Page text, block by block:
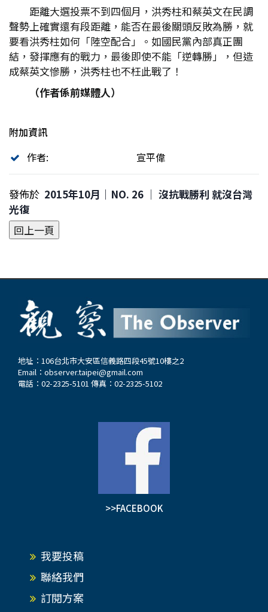
距離大選投票不到四個月，洪秀柱和蔡英文在民調
聲勢上確實還有段距離，能否在最後關頭反敗為勝，就
要看洪秀柱如何「陸空配合」。如國民黨內部真正團
結，發揮應有的戰力，最後即使不能「逆轉勝」，但造
成蔡英文慘勝，洪秀柱也不枉此戰了！
（作者係前媒體人）
附加資訊
作者:
宣平偉
發佈於 2015年10月｜NO. 26 │ 沒抗戰勝利 就沒台灣
光復
地址：106台北市大安區信義路四段45號10樓之2
Email： observer.taipei@gmail.com
電話：02-2325-5101 傳真：02-2325-5102
>>FACEBOOK
我要投稿
聯絡我們
訂閱方案